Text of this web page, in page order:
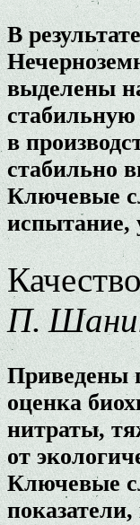
В
выделены
стабильную
в
стабильно
Ключевые
испытание,
П.
Приведены
оценка
нитраты,
от
Ключевые